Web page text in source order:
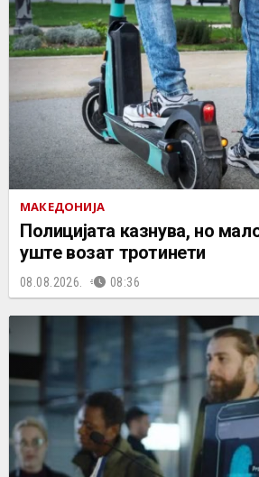
МАКЕДОНИЈА
Полицијата казнува, но
уште возат тротинети
08.08.2026. 08:36